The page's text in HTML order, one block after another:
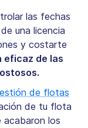
las fechas
una licencia
y costarte
eficaz de las
de flotas
de tu flota
los